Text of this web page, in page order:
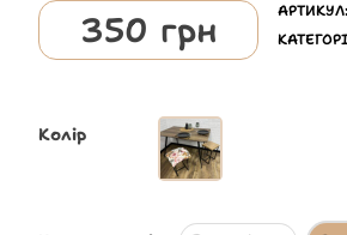
350 грн АРТИКУЛ:
Колір